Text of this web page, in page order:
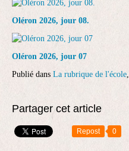
Oléron 2026, jour 08.
Oléron 2026, jour 07
Publié dans La rubrique de l'école,
Partager cet article
Repost 0